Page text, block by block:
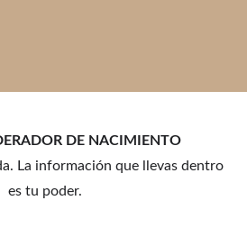
DE NACIMIENTO
La información que llevas dentro
es tu poder.